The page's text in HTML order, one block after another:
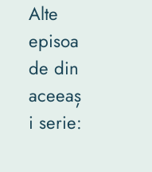
Alte
episoa
de din
aceeaș
i serie: